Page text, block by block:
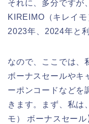
それに、多分ですが
KIREIMO（キレイ
2023年、2024年と
なので、ここでは、
ボーナスセールやキ
ーポンコードなどを
きます。まず、私は
モ） ボーナスセー